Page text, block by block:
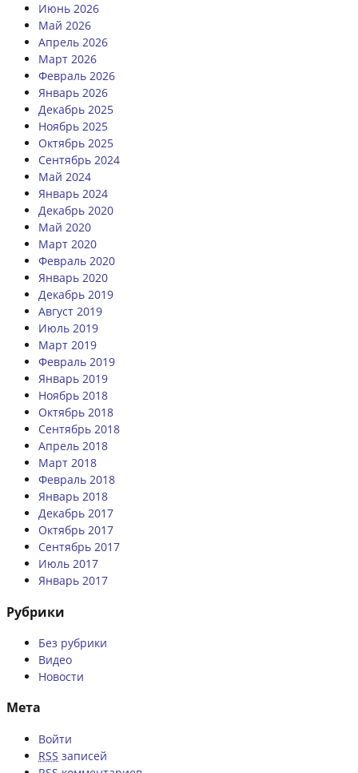
Июнь 2026
Май 2026
Апрель 2026
Март 2026
Февраль 2026
Январь 2026
Декабрь 2025
Ноябрь 2025
Октябрь 2025
Сентябрь 2024
Май 2024
Январь 2024
Декабрь 2020
Май 2020
Март 2020
Февраль 2020
Январь 2020
Декабрь 2019
Август 2019
Июль 2019
Март 2019
Февраль 2019
Январь 2019
Ноябрь 2018
Октябрь 2018
Сентябрь 2018
Апрель 2018
Март 2018
Февраль 2018
Январь 2018
Декабрь 2017
Октябрь 2017
Сентябрь 2017
Июль 2017
Январь 2017
Рубрики
Без рубрики
Видео
Новости
Мета
Войти
RSS записей